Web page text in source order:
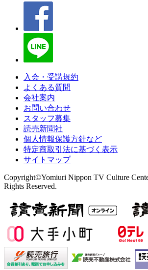
入会・受講規約
よくある質問
会社案内
お問い合わせ
スタッフ募集
読売新聞社
個人情報保護方針など
特定商取引法に基づく表示
サイトマップ
Copyright©Yomiuri Nippon TV Culture
Rights Reserved.